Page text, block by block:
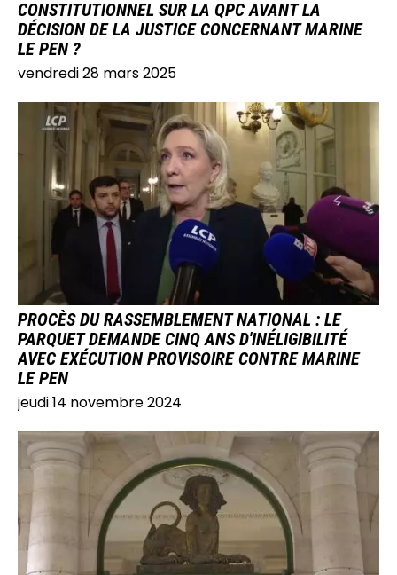
CONSTITUTIONNEL SUR LA QPC AVANT LA
DÉCISION DE LA JUSTICE CONCERNANT MARINE
LE PEN ?
vendredi 28 mars 2025
IMAGE
PROCÈS DU RASSEMBLEMENT NATIONAL : LE
PARQUET DEMANDE CINQ ANS D'INÉLIGIBILITÉ
AVEC EXÉCUTION PROVISOIRE CONTRE MARINE
LE PEN
jeudi 14 novembre 2024
IMAGE